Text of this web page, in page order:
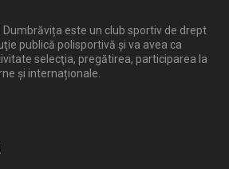
este un club sportiv de drept
publică polisportivă și va avea ca
selecţia, pregătirea, participarea la
şi internaționale.